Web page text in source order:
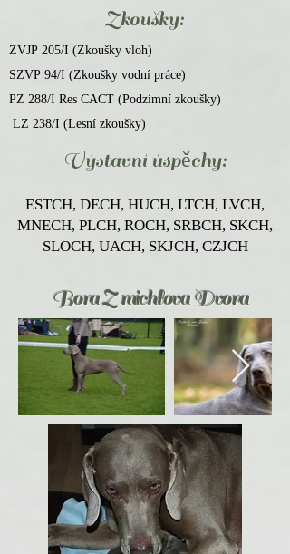
Zkoušky:
ZVJP 205/I (Zkoušky vloh)
SZVP 94/I (Zkoušky vodní práce)
PZ 288/I Res CACT (Podzimní zkoušky)
LZ 238/I (Lesní zkoušky)
Výstavní úspěchy:
ESTCH, DECH, HUCH, LTCH, LVCH,
MNECH, PLCH, ROCH, SRBCH, SKCH,
SLOCH, UACH, SKJCH, CZJCH
Bora Z michlova Dvora